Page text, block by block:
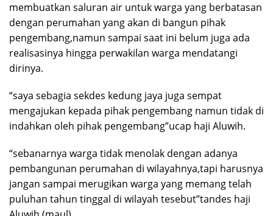
membuatkan saluran air untuk warga yang berbatasan
dengan perumahan yang akan di bangun pihak
pengembang,namun sampai saat ini belum juga ada
realisasinya hingga perwakilan warga mendatangi
dirinya.
“saya sebagia sekdes kedung jaya juga sempat
mengajukan kepada pihak pengembang namun tidak di
indahkan oleh pihak pengembang”ucap haji Aluwih.
“sebanarnya warga tidak menolak dengan adanya
pembangunan perumahan di wilayahnya,tapi harusnya
jangan sampai merugikan warga yang memang telah
puluhan tahun tinggal di wilayah tesebut”tandes haji